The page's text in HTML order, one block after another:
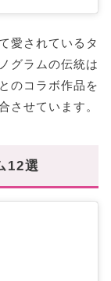
愛されているタ
グラムの伝統は
のコラボ作品を
させています。
12選